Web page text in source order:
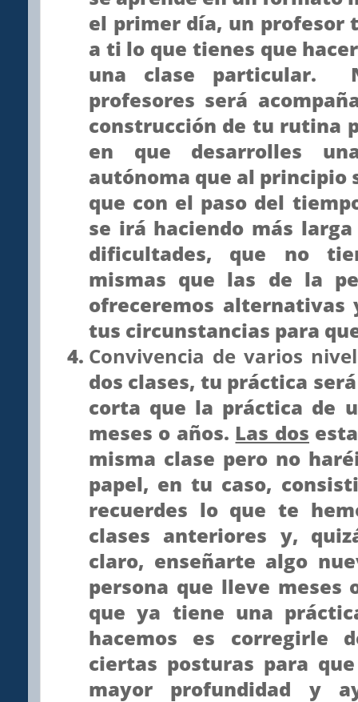
el primer día, un profesor
a ti lo que tienes que
una clase particular.
profesores será
construcción de tu rutina
en que desarrolles
autónoma que al principio
que con el paso del
se irá haciendo más
dificultades, que no
mismas que las de la
ofreceremos alternativas
tus circunstancias para
Convivencia de varios
dos clases, tu práctica
corta que la práctica de
meses o años. Las dos
misma clase pero no
papel, en tu caso,
recuerdes lo que te
clases anteriores y,
claro, enseñarte algo
persona que lleve meses
que ya tiene una
hacemos es corregirle
ciertas posturas para
mayor profundidad y